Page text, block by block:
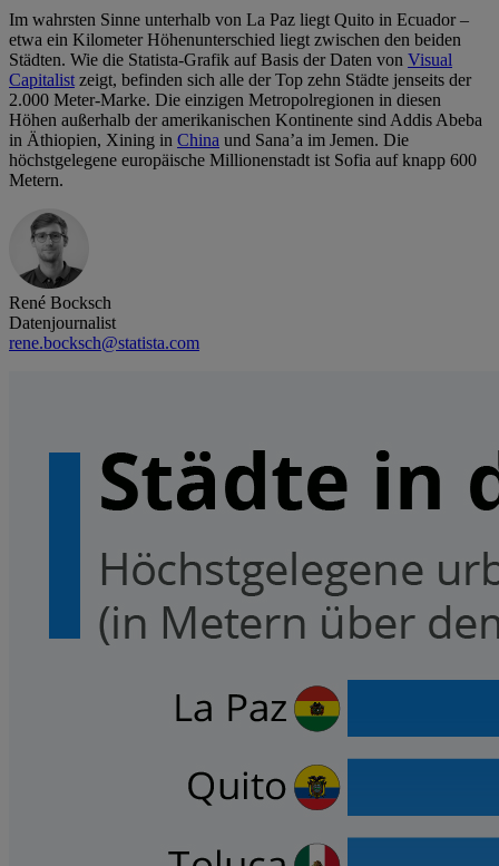
Im wahrsten Sinne unterhalb von La Paz liegt Quito in Ecuador –
etwa ein Kilometer Höhenunterschied liegt zwischen den beiden
Städten. Wie die Statista-Grafik auf Basis der Daten von Visual
Capitalistzeigt, befinden sich alle der Top zehn Städte jenseits der
2.000 Meter-Marke. Die einzigen Metropolregionen in diesen
Höhen außerhalb der amerikanischen Kontinente sind Addis Abeba
in Äthiopien, Xining in China und Sana’a im Jemen. Die
höchstgelegene europäische Millionenstadt ist Sofia auf knapp 600
Metern.
René Bocksch
Datenjournalist
rene.bocksch@statista.com